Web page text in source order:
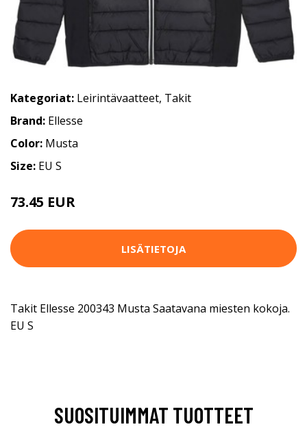
Kategoriat: Leirintävaatteet, Takit
Brand: Ellesse
Color: Musta
Size: EU S
73.45 EUR
LISÄTIETOJA
Takit Ellesse 200343 Musta Saatavana miesten kokoja.
EU S
SUOSITUIMMAT TUOTTEET